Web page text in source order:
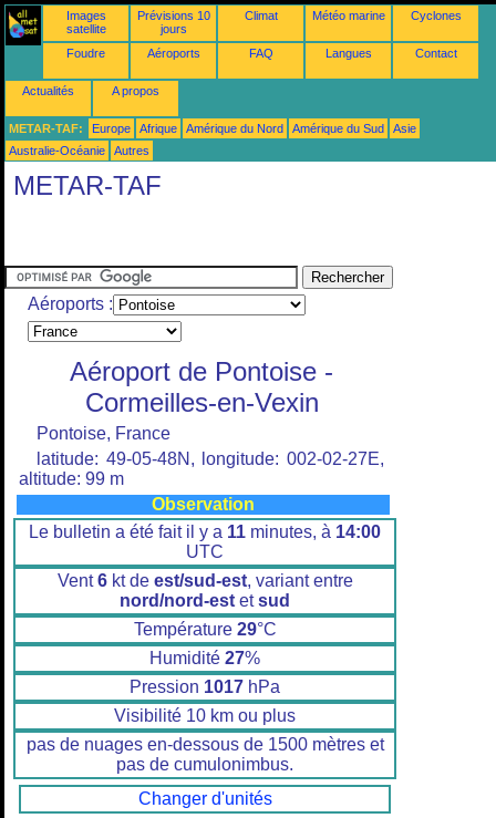
Images
satellite
Prévisions 10
jours
Climat Météo marine Cyclones
Foudre Aéroports FAQ Langues Contact
Actualités A propos
METAR-TAF: Europe Afrique Amérique du Nord Amérique du Sud
Asie
Australie-Océanie
Autres
METAR-TAF
Aéroports :
Aéroport de Pontoise -
Cormeilles-en-Vexin
Pontoise, France
latitude: 49-05-48N, longitude: 002-02-27E,
altitude: 99 m
Observation
Le bulletin a été fait il y a 11 minutes, à 14:00
UTC
Vent6kt de est/sud-est, variant entre
nord/nord-est etsud
Température 29°C
Humidité 27%
Pression 1017 hPa
Visibilité 10 km ou plus
pas de nuages en-dessous de 1500 mètres et
pas de cumulonimbus.
Changer d'unités